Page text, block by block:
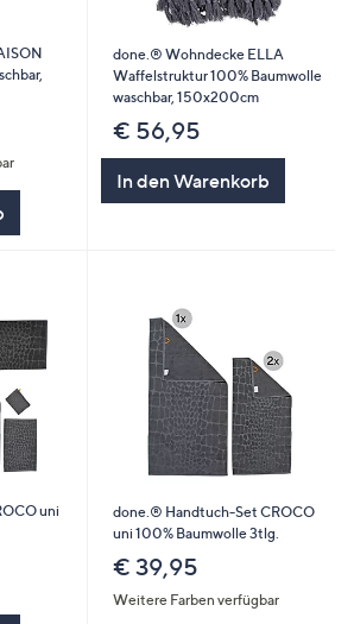
done.® Wohndecke ELLA
Waffelstruktur 100% Baumwolle
waschbar, 150x200cm
€ 56,95
In den Warenkorb
uni
done.® Handtuch-Set CROCO
uni 100% Baumwolle 3tlg.
€ 39,95
Weitere Farben verfügbar